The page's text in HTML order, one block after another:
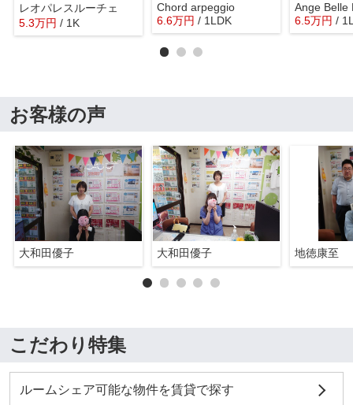
レオパレスルーチェ
5.3万円 / 1K
Chord arpeggio
6.6万円 / 1LDK
Ange Belle
6.5万円 /
お客様の声
大和田優子 大和田優子 地徳康至
こだわり特集
ルームシェア可能な物件を賃貸で探す